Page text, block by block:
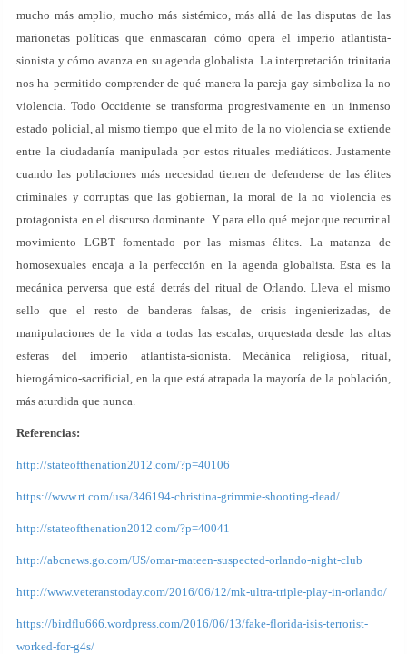
mucho más amplio, mucho más sistémico, más allá de las disputas de las
marionetas políticas que enmascaran cómo opera el imperio atlantista-
sionista y cómo avanza en su agenda globalista. La interpretación trinitaria
nos ha permitido comprender de qué manera la pareja gay simboliza la no
violencia. Todo Occidente se transforma progresivamente en un inmenso
estado policial, al mismo tiempo que el mito de la no violencia se extiende
entre la ciudadanía manipulada por estos rituales mediáticos. Justamente
cuando las poblaciones más necesidad tienen de defenderse de las élites
criminales y corruptas que las gobiernan, la moral de la no violencia es
protagonista en el discurso dominante. Y para ello qué mejor que recurrir al
movimiento LGBT fomentado por las mismas élites. La matanza de
homosexuales encaja a la perfección en la agenda globalista. Esta es la
mecánica perversa que está detrás del ritual de Orlando. Lleva el mismo
sello que el resto de banderas falsas, de crisis ingenierizadas, de
manipulaciones de la vida a todas las escalas, orquestada desde las altas
esferas del imperio atlantista-sionista. Mecánica religiosa, ritual,
hierogámico-sacrificial, en la que está atrapada la mayoría de la población,
más aturdida que nunca.
Referencias:
http://stateofthenation2012.com/?p=40106
https://www.rt.com/usa/346194-christina-grimmie-shooting-dead/
http://stateofthenation2012.com/?p=40041
http://abcnews.go.com/US/omar-mateen-suspected-orlando-night-club
http://www.veteranstoday.com/2016/06/12/mk-ultra-triple-play-in-orlando/
https://birdflu666.wordpress.com/2016/06/13/fake-florida-isis-terrorist-
worked-for-g4s/